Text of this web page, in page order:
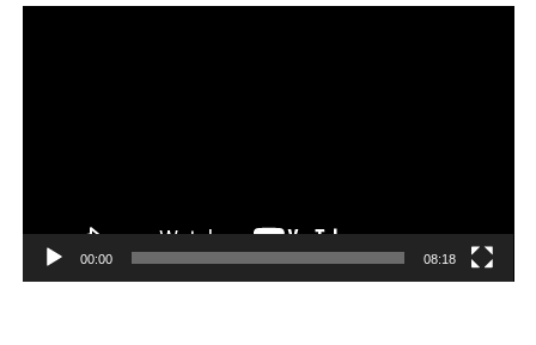
Reproductor
00:00 08:18